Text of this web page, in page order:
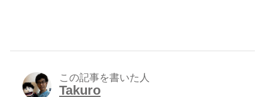
この記事を書いた人
Takuro